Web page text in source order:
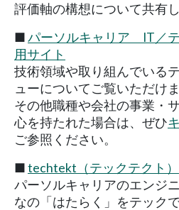
評価軸の構想について共有し
■パーソルキャリア IT／
用サイト
技術領域や取り組んでいる
ューについてご覧いただけま
その他職種や会社の事業・
心を持たれた場合は、ぜひ
ご参照ください。
■techtekt（テックテクト）
パーソルキャリアのエンジ
なの「はたらく」をテック